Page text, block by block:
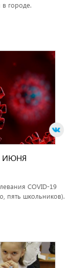
городе.
ИЮНЯ
COVID-19
пять школьников).